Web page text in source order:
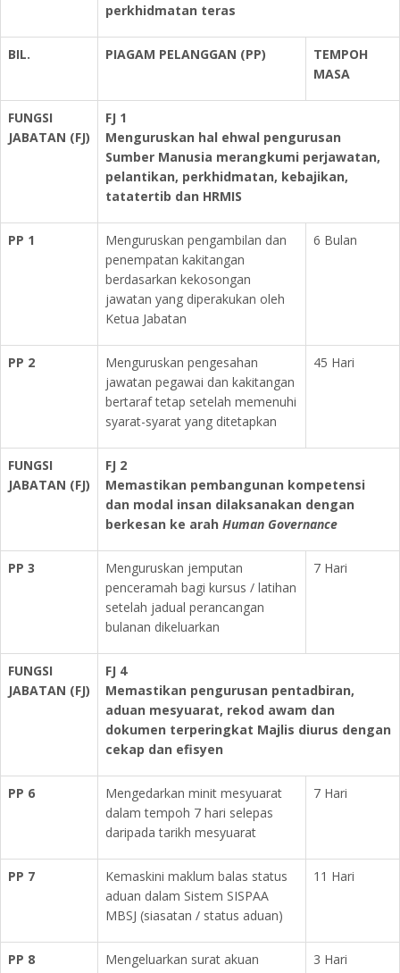
perkhidmatan teras
BIL. PIAGAM PELANGGAN (PP)
TEMPOH
MASA
FUNGSI
JABATAN (FJ)
FJ 1
Menguruskan hal ehwal pengurusan
Sumber Manusia merangkumi perjawatan,
pelantikan, perkhidmatan, kebajikan,
tatatertib dan HRMIS
PP 1
Menguruskan pengambilan dan
penempatan kakitangan
berdasarkan kekosongan
jawatan yang diperakukan oleh
Ketua Jabatan
6 Bulan
PP 2
Menguruskan pengesahan
jawatan pegawai dan kakitangan
bertaraf tetap setelah memenuhi
syarat-syarat yang ditetapkan
45 Hari
FUNGSI
JABATAN (FJ)
FJ 2
Memastikan pembangunan kompetensi
dan modal insan dilaksanakan dengan
berkesan ke arah Human Governance
PP 3
Menguruskan jemputan
penceramah bagi kursus / latihan
setelah jadual perancangan
bulanan dikeluarkan
7 Hari
FUNGSI
JABATAN (FJ)
FJ 4
Memastikan pengurusan pentadbiran,
aduan mesyuarat, rekod awam dan
dokumen terperingkat Majlis diurus dengan
cekap dan efisyen
PP 6
Mengedarkan minit mesyuarat
dalam tempoh 7 hari selepas
daripada tarikh mesyuarat
7 Hari
PP 7
Kemaskini maklum balas status
aduan dalam Sistem SISPAA
MBSJ (siasatan / status aduan)
11 Hari
PP 8
Mengeluarkan surat akuan
3 Hari